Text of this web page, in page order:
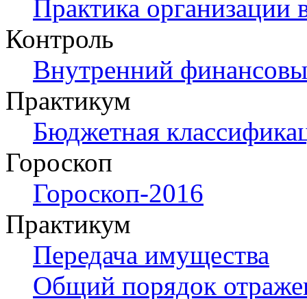
Практика организации
Контроль
Внутренний
Практикум
Бюджетная
Гороскоп
Гороскоп-2016
Практикум
Передача имущества
Общий порядок